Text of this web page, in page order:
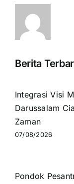
Berita
Integrasi Visi
Darussalam
Zaman
07/08/2026
Pondok